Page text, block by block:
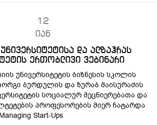
12
იან
და ალზაჰრას
ერთობლივი ვებინარი
უნივერსიტეტის ბიზნესის სკოლის
ბურდულის და ზურაბ მაისურაძის
სოციალურ მეცნიერებათა და
პროფესორების მიერ ჩატარდა
Start-Ups